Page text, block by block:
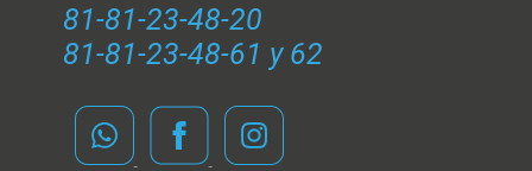
81-81-23-48-20
81-81-23-48-61 y 62